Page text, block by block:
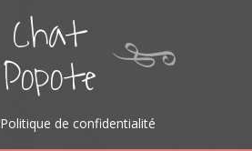
Chat
Popote
Politique de confidentialité